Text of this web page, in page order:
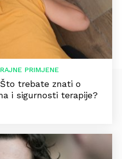
PRIMJENE
trebate znati o
i sigurnosti terapije?